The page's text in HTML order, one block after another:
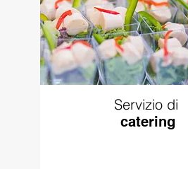
Servizio di
catering